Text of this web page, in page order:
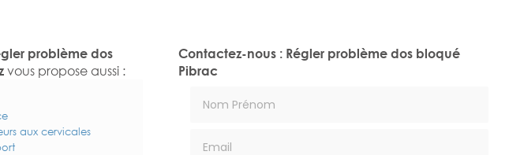
problème dos
vous propose aussi :
aux cervicales
Contactez-nous : Régler problème dos bloqué
Pibrac